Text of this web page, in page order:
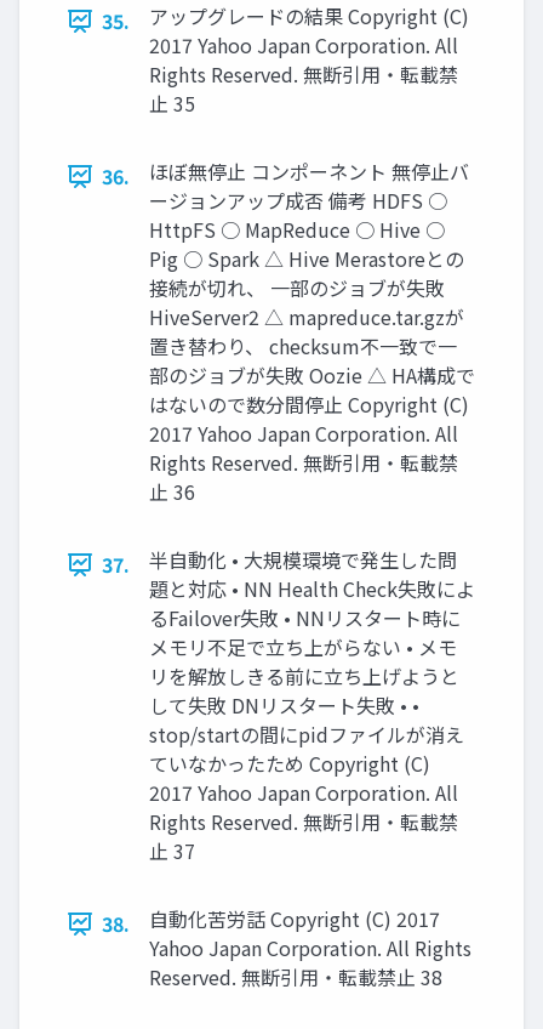
35.
アップグレードの結果 Copyright (C)
2017 Yahoo Japan Corporation. All
Rights Reserved. 無断引用・転載禁
止 35
36.
ほぼ無停止 コンポーネント 無停止バ
ージョンアップ成否 備考 HDFS ○
HttpFS ○ MapReduce ○ Hive ○
Pig ○ Spark △ Hive Merastoreとの
接続が切れ、 一部のジョブが失敗
HiveServer2 △ mapreduce.tar.gzが
置き替わり、 checksum不一致で一
部のジョブが失敗 Oozie △ HA構成で
はないので数分間停止 Copyright (C)
2017 Yahoo Japan Corporation. All
Rights Reserved. 無断引用・転載禁
止 36
37.
半自動化 • 大規模環境で発生した問
題と対応 • NN Health Check失敗によ
るFailover失敗 • NNリスタート時に
メモリ不足で立ち上がらない • メモ
リを解放しきる前に立ち上げようと
して失敗 DNリスタート失敗 • •
stop/startの間にpidファイルが消え
ていなかったため Copyright (C)
2017 Yahoo Japan Corporation. All
Rights Reserved. 無断引用・転載禁
止 37
38.
自動化苦労話 Copyright (C) 2017
Yahoo Japan Corporation. All Rights
Reserved. 無断引用・転載禁止 38